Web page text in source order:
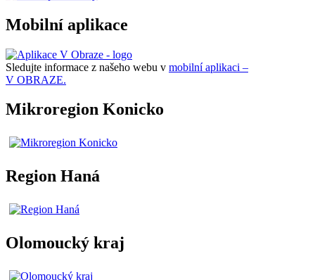
Mobilní aplikace
Sledujte informace z našeho webu v mobilní aplikaci –
V OBRAZE.
Mikroregion Konicko
Region Haná
Olomoucký kraj